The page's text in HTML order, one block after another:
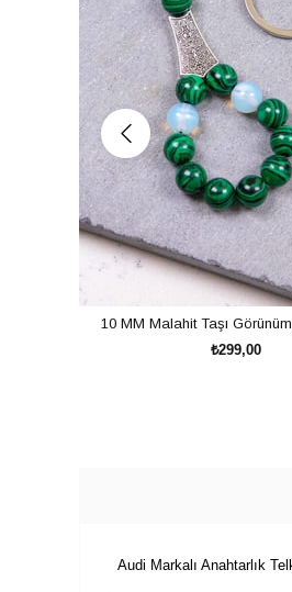
10 MM Malahit Taşı
₺299,00
Audi Markalı Anahtarlık